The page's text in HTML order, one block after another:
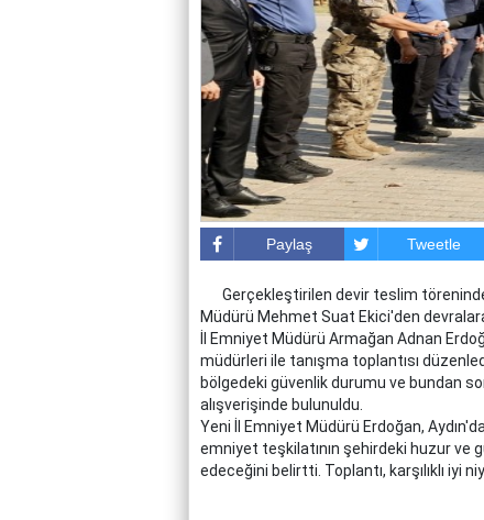
Paylaş Tweetle
Gerçekleştirilen devir teslim
Müdürü Mehmet Suat Ekici'den
İl Emniyet Müdürü Armağan Adnan
müdürleri ile tanışma toplantısı
bölgedeki güvenlik durumu ve bundan
alışverişinde bulunuldu.
Yeni İl Emniyet Müdürü Erdoğan,
emniyet teşkilatının şehirdeki huzur ve
edeceğini belirtti. Toplantı, karşılıklı iyi